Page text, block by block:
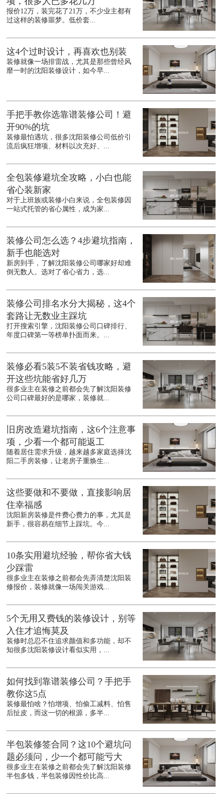
报价12万，装完花了21万，不少业主都有
过这样的装修噩梦。低价套...
这4个过时设计，再喜欢也别装
装修就像一场排雷战，尤其是那些曾经风
靡一时的沈阳装修设计，如今早...
手把手教你选靠谱装修公司！避
开90%的坑
装修最怕遇坑，很多沈阳装修公司低价引
流后疯狂增项、材料以次充好、...
全包装修避坑全攻略，小白也能
省心装新家
对于上班族或装修小白来说，全包装修因
一站式托管的省心属性，成为家...
装修公司怎么选？4步避坑指南，
新手也能选对
新房到手，了解沈阳装修公司哪家好却难
倒无数人。选对了省心省力，选...
装修公司排名水分大揭秘，这4个
套路让无数业主踩坑
打开搜索引擎，沈阳装修公司口碑排行、
年度口碑第一等榜单扑面而来。...
装修必看5装5不装省钱攻略，避
开这些坑能省好几万
很多业主在装修之前都会先了解沈阳装修
公司口碑最好的是哪家，装修就...
旧房改造避坑指南，这6个注意事
项，少看一个都可能返工
随着居住需求升级，越来越多家庭选择沈
阳二手房装修，让老房子重焕生...
这些要做和不要做，直接影响居
住幸福感
沈阳新房装修是件费心费力的事，尤其是
新手，很容易在细节上踩坑。今...
10条实用避坑经验，帮你省大钱
少踩雷
很多业主在装修之前都会先弄清楚沈阳装
修报价，装修就像一场闯关游戏...
5个无用又费钱的装修设计，别等
入住才追悔莫及
装修时总忍不住追求颜值和多功能，却不
知很多沈阳装修设计看似实用，...
如何找到靠谱装修公司？手把手
教你这5点
装修最怕啥？怕增项、怕偷工减料、怕售
后扯皮，而这一切的根源，多半...
半包装修签合同？这10个避坑问
题必须问，少一个都可能亏大
很多业主在装修之前都会先了解沈阳装修
半包多钱，半包装修因性价比高...